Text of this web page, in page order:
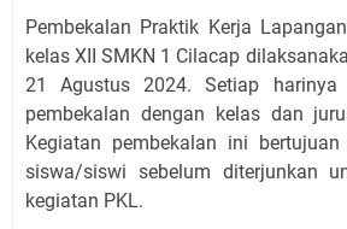
Pembekalan Praktik Kerja
kelas XII SMKN 1 Cilacap
21 Agustus 2024. Setiap
pembekalan dengan kelas dan
Kegiatan pembekalan ini
siswa/siswi sebelum diterjunkan
kegiatan PKL.